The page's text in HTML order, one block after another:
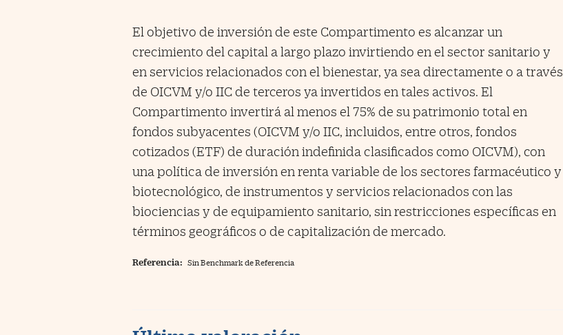
El objetivo de inversión de este Compartimento es alcanzar un
crecimiento del capital a largo plazo invirtiendo en el sector sanitario y
en servicios relacionados con el bienestar, ya sea directamente o a través
de OICVM y/o IIC de terceros ya invertidos en tales activos. El
Compartimento invertirá al menos el 75% de su patrimonio total en
fondos subyacentes (OICVM y/o IIC, incluidos, entre otros, fondos
cotizados (ETF) de duración indefinida clasificados como OICVM), con
una política de inversión en renta variable de los sectores farmacéutico y
biotecnológico, de instrumentos y servicios relacionados con las
biociencias y de equipamiento sanitario, sin restricciones específicas en
términos geográficos o de capitalización de mercado.
Referencia: Sin Benchmark de Referencia